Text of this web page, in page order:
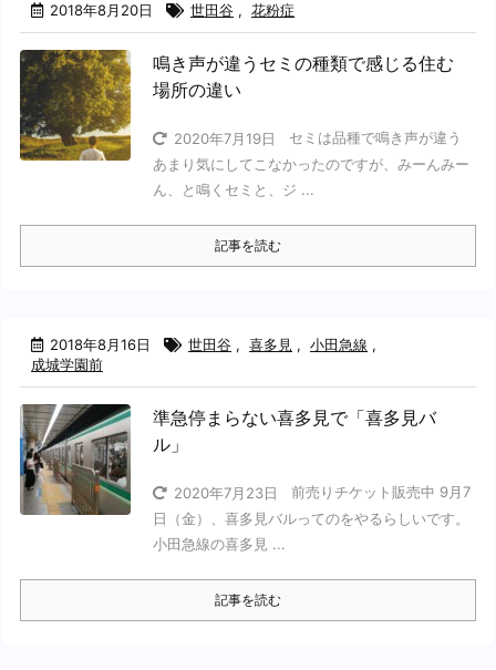
2018年8月20日 世田谷 , 花粉症
鳴き声が違うセミの種類で感じる住む
場所の違い
2020年7月19日
セミは品種で鳴き声が違う
あまり気にしてこなかったのですが、みーんみー
ん、と鳴くセミと、ジ ...
記事を読む
2018年8月16日 世田谷 , 喜多見 , 小田急線 ,
成城学園前
準急停まらない喜多見で「喜多見バ
ル」
2020年7月23日
前売りチケット販売中 9月7
日（金）、喜多見バルってのをやるらしいです。
小田急線の喜多見 ...
記事を読む